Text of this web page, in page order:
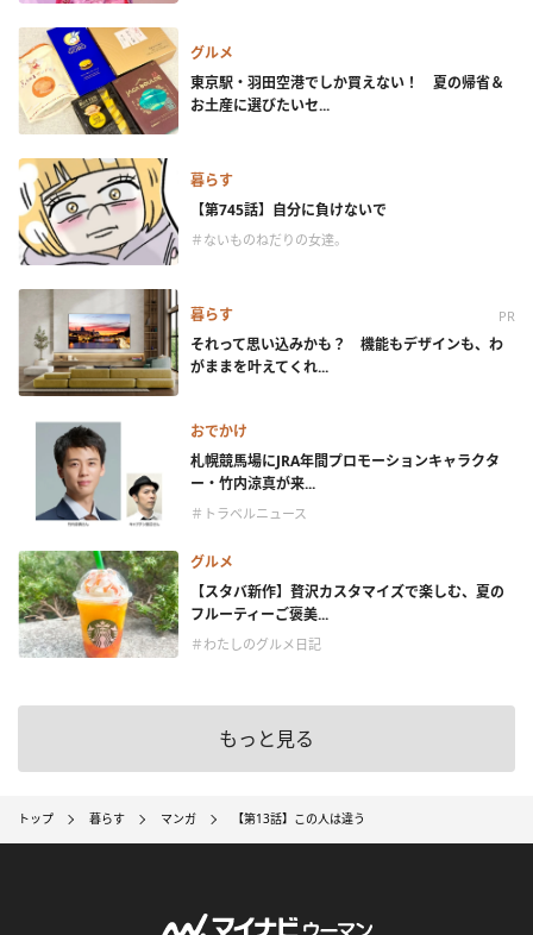
グルメ
東京駅・羽田空港でしか買えない！ 夏の帰省＆
お土産に選びたいセ...
暮らす
【第745話】自分に負けないで
＃ないものねだりの女達。
暮らす PR
それって思い込みかも？ 機能もデザインも、わ
がままを叶えてくれ...
おでかけ
札幌競馬場にJRA年間プロモーションキャラクタ
ー・竹内涼真が来...
＃トラベルニュース
グルメ
【スタバ新作】贅沢カスタマイズで楽しむ、夏の
フルーティーご褒美...
＃わたしのグルメ日記
もっと見る
トップ 暮らす マンガ 【第13話】この人は違う